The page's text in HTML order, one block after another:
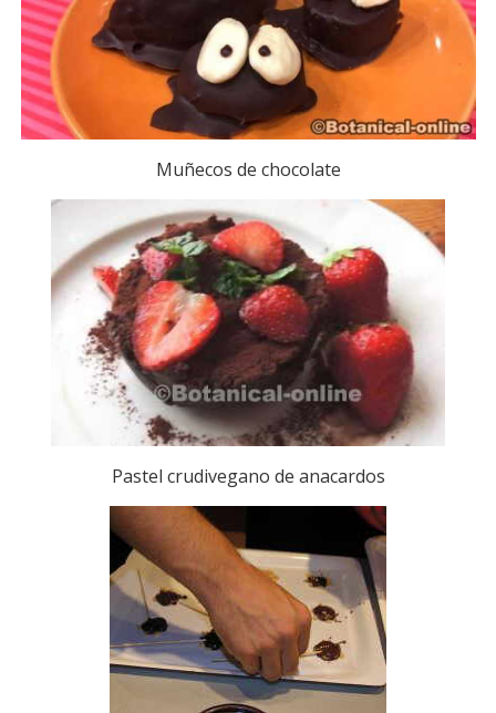
Muñecos de chocolate
Pastel crudivegano de anacardos